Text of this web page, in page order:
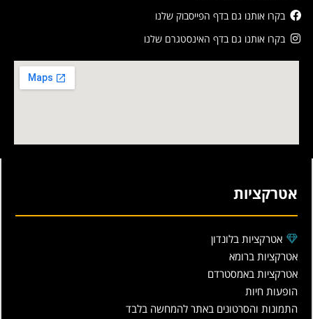
בקרו אותנו גם בדף הפייסבוק שלנו
בקרו אותנו גם בדף האינסטגרם שלנו
אטרקציות
אטרקציות בלונדון
אטרקציות ברומא
אטרקציות באמסטרדם
הופעות חיות
התמונות והסרטונים באתר להמחשה בלבד